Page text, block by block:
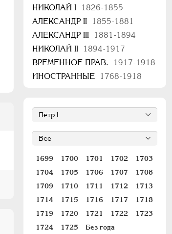
НИКОЛАЙ I
1826-1855
АЛЕКСАНДР II
1855-1881
АЛЕКСАНДР III
1881-1894
НИКОЛАЙ II
1894-1917
ВРЕМЕННОЕ ПРАВ.
1917-1918
ИНОСТРАННЫЕ
1768-1918
1699 1700 1701 1702
1703
1704
1705 1706 1707
1708
1709
1710 1711 1712
1713
1714
1715 1716 1717
1718
1719
1720 1721 1722
1723
1724
1725 Без года